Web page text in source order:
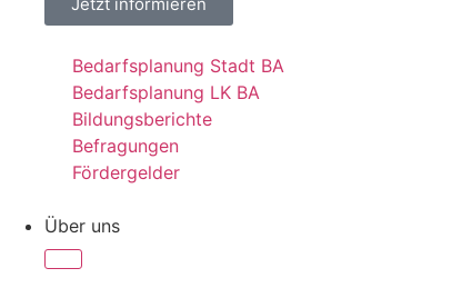
Bedarfsplanung Stadt BA
Bedarfsplanung LK BA
Bildungsberichte
Befragungen
Fördergelder
Über uns